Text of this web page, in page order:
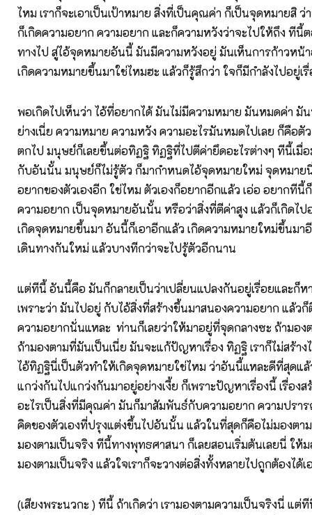
ไหม เราก็จะเอาเป็นเป้าหมาย สิ่งที่เป็นคุณค่า ก็เป็นจุดหมายสิ ว่
ก็เกิดความอยาก ความอยาก และก็ความหวังว่าจะไปให้ถึง ทีนี้
ทางไป สู่ไอ้จุดหมายอันนี้ มันมีความหวังอยู่ มันเห็นการก้าวหน้
เกิดความหมายขึ้นมาใช่ไหมฮะ แล้วก็รู้สึกว่า ใจก็มีกำลังไปอยู่เ
พอเกิดไปเห็นว่า ไอ้ที่อยากได้ มันไม่มีความหมาย มันหมดค่า
ย่างเนี่ย ความหมาย ความหวัง ความอะไรมันหมดไปเลย ก็คือ
ตกไป มนุษย์ก็เลยขึ้นต่อทิฏฐิ ทิฏฐิที่ไปตีค่ายึดอะไรต่างๆ ทีนี้เมื่
กับอันนั้น มนุษย์ก็ไม่รู้ตัว ก็มากำหนดไอ้จุดหมายใหม่ จุดหมาย
อยากของตัวเองอีก ใช่ไหม ตัวเองก็อยากอีกแล้ว เอ่อ อยากทีนี้
ความอยาก เป็นจุดหมายอันนั้น หรือว่าสิ่งที่ตีค่าสูง แล้วก็เกิดไ
เกิดจุดหมายขึ้นมา อันนี้ก็เอาอีกแล้ว เกิดความหมายใหม่ขึ้นมา
เดินทางกันใหม่ แล้วบางทีกว่าจะไปรู้ตัวอีกนาน
แต่ทีนี้ อันนี้คือ มันก็กลายเป็นว่าเปลี่ยนแปลงกันอยู่เรื่อยและก็ห
เพราะว่า มันไปอยู่ กับไอ้สิ่งที่สร้างขึ้นมาสนองความอยาก แล้ว
ความอยากนั่นแหละ ท่านก็เลยว่าให้มาอยู่ที่จุดกลางซะ ถ้ามอง
ถ้ามองตามที่มันเป็นเนี่ย มันจะแก้ปัญหาเรื่อง ทิฏฐิ เราก็ไม่สร้า
ไอ้ทิฏฐินี่เป็นตัวทำให้เกิดจุดหมายใช่ไหม ว่าอันนี้แหละดีที่สุดแ
แกว่งกันไปแกว่งกันมาอยู่อย่างเงี้ย ก็เพราะปัญหาเรื่องนี้ เรื่อง
อะไรเป็นสิ่งที่มีคุณค่า มันก็มาสัมพันธ์กับความอยาก ความปราร
คิดของตัวเองที่ปรุงแต่งขึ้นไปอันนั้น แล้วในที่สุดก็คือไม่มองตา
มองตามเป็นจริง ทีนี้ทางพุทธศาสนา ก็เลยสอนเริ่มต้นเลยนี่ ให้
มองตามเป็นจริง แล้วใจเราก็จะวางต่อสิ่งทั้งหลายไปถูกต้องได้
(เสียงพระนวกะ ) ทีนี้ ถ้าเกิดว่า เรามองตามความเป็นจริงนี่ แต่